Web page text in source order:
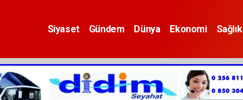
Siyaset Gündem Dünya Ekonomi Sağlık